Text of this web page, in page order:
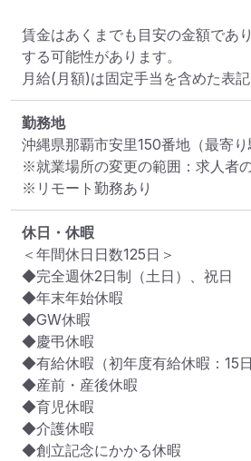
賃金はあくまでも目安の金額であ
する可能性があります。
月給(月額)は固定手当を含めた表記
勤務地
沖縄県那覇市安里150番地 （最寄
※就業場所の変更の範囲：求人者
※リモート勤務あり
休日・休暇
＜年間休日日数125日＞
◆完全週休2日制（土日）、祝日
◆年末年始休暇
◆GW休暇
◆慶弔休暇
◆有給休暇（初年度有給休暇：15日
◆産前・産後休暇
◆育児休暇
◆介護休暇
◆創立記念にかかる休暇